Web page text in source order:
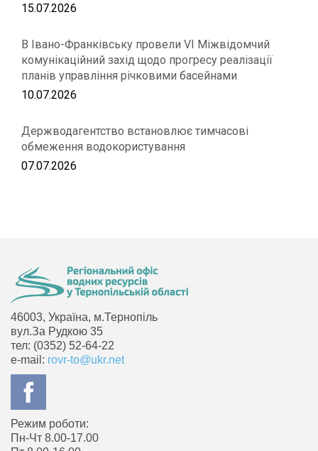
15.07.2026
В Івано-Франківську провели VІ Міжвідомчий
комунікаційний захід щодо прогресу реалізації
планів управління річковими басейнами
10.07.2026
Держводагентство встановлює тимчасові
обмеження водокористування
07.07.2026
46003, Україна, м.Тернопіль
вул.За Рудкою 35
тел: (0352) 52-64-22
e-mail: rovr-to@ukr.net
Режим роботи:
Пн-Чт 8.00-17.00